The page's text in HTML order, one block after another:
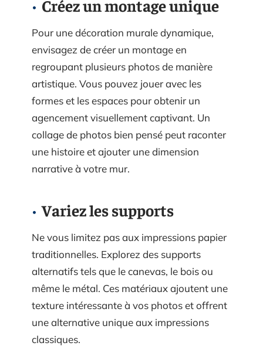
Créez un montage unique
Pour une décoration murale dynamique,
envisagez de créer un montage en
regroupant plusieurs photos de manière
artistique. Vous pouvez jouer avec les
formes et les espaces pour obtenir un
agencement visuellement captivant. Un
collage de photos bien pensé peut raconter
une histoire et ajouter une dimension
narrative à votre mur.
Variez les supports
Ne vous limitez pas aux impressions papier
traditionnelles. Explorez des supports
alternatifs tels que le canevas, le bois ou
même le métal. Ces matériaux ajoutent une
texture intéressante à vos photos et offrent
une alternative unique aux impressions
classiques.